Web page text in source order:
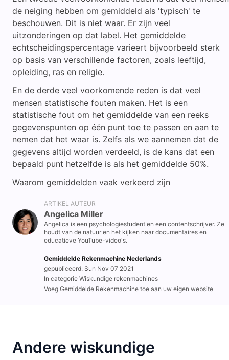
de neiging hebben om gemiddeld als 'typisch' te
beschouwen. Dit is niet waar. Er zijn veel
uitzonderingen op dat label. Het gemiddelde
echtscheidingspercentage varieert bijvoorbeeld sterk
op basis van verschillende factoren, zoals leeftijd,
opleiding, ras en religie.
En de derde veel voorkomende reden is dat veel
mensen statistische fouten maken. Het is een
statistische fout om het gemiddelde van een reeks
gegevenspunten op één punt toe te passen en aan te
nemen dat het waar is. Zelfs als we aannemen dat de
gegevens altijd worden verdeeld, is de kans dat een
bepaald punt hetzelfde is als het gemiddelde 50%.
Waarom gemiddelden vaak verkeerd zijn
ARTIKEL AUTEUR
Angelica Miller
Angelica is een psychologiestudent en een contentschrijver. Ze
houdt van de natuur en het kijken naar documentaires en
educatieve YouTube-video's.
Gemiddelde Rekenmachine Nederlands
gepubliceerd: Sun Nov 07 2021
In categorie Wiskundige rekenmachines
Voeg Gemiddelde Rekenmachine toe aan uw eigen website
Andere wiskundige